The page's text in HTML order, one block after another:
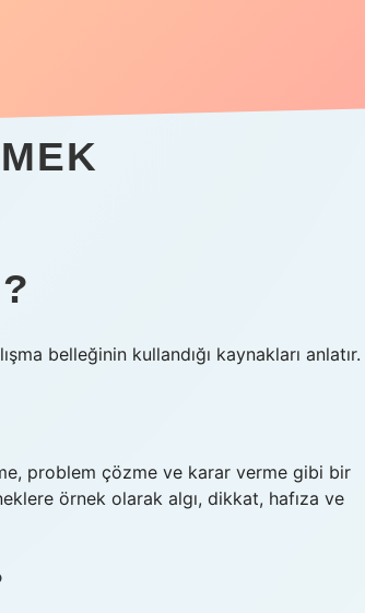
belleğinin kullandığı kaynakları anlatır.
problem çözme ve karar verme gibi bir
örnek olarak algı, dikkat, hafıza ve